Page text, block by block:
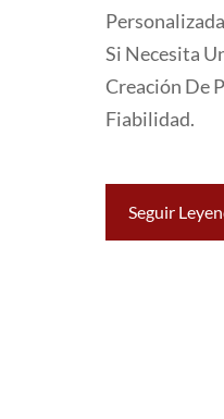
Si Necesita
Creación De
Fiabilidad.
Seguir